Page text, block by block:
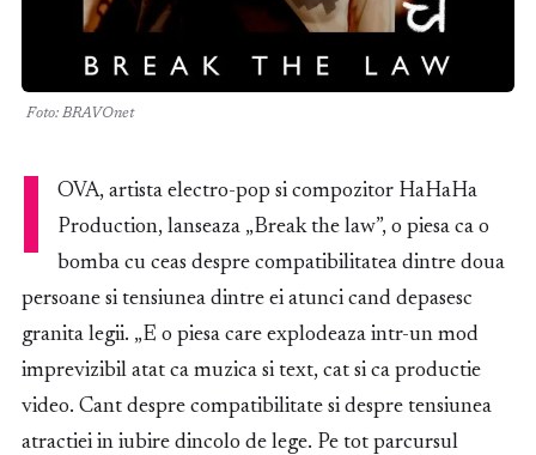
Foto: BRAVOnet
I OVA, artista electro-pop si compozitor HaHaHa
Production, lanseaza „Break the law”, o piesa ca o
bomba cu ceas despre compatibilitatea dintre doua
persoane si tensiunea dintre ei atunci cand depasesc
granita legii. „E o piesa care explodeaza intr-un mod
imprevizibil atat ca muzica si text, cat si ca productie
video. Cant despre compatibilitate si despre tensiunea
atractiei in iubire dincolo de lege. Pe tot parcursul